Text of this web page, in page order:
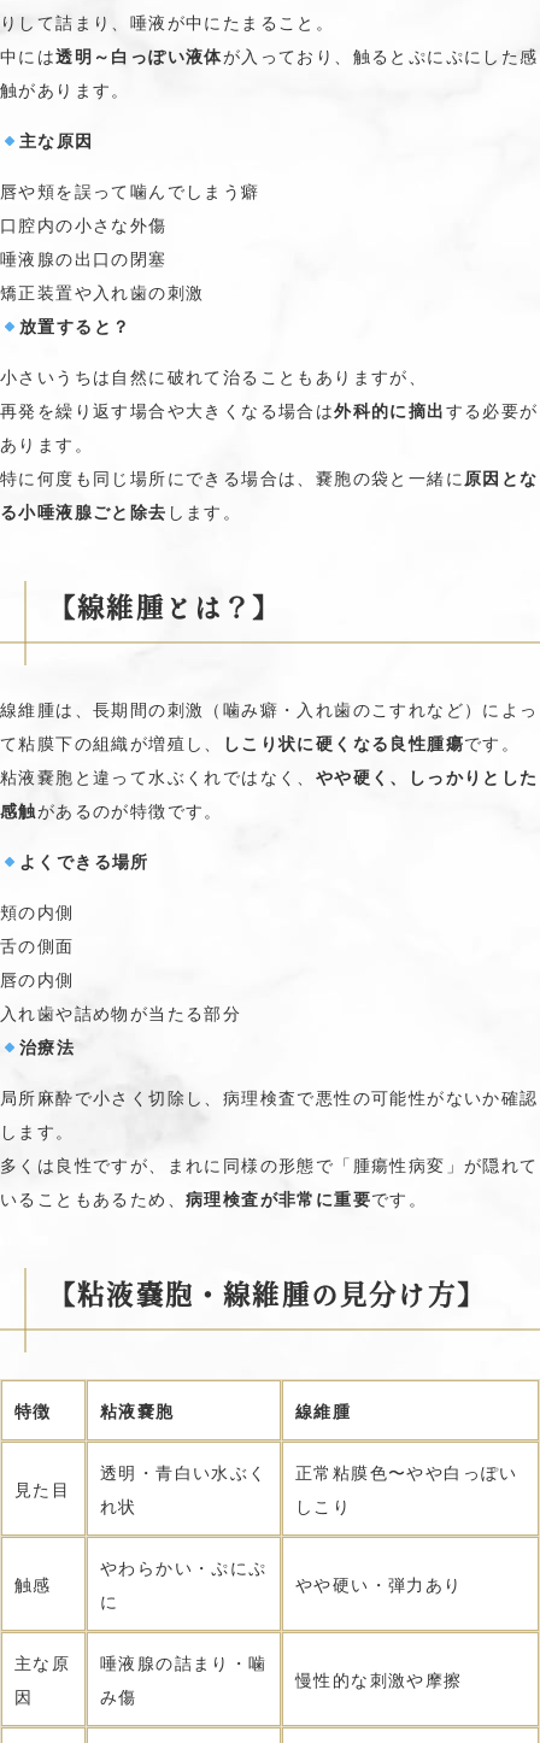
りして詰まり、唾液が中にたまること。
中には透明～白っぽい液体が入っており、触るとぷにぷにした感
触があります。
主な原因
唇や頬を誤って噛んでしまう癖
口腔内の小さな外傷
唾液腺の出口の閉塞
矯正装置や入れ歯の刺激
放置すると？
小さいうちは自然に破れて治ることもありますが、
再発を繰り返す場合や大きくなる場合は外科的に摘出する必要が
あります。
特に何度も同じ場所にできる場合は、嚢胞の袋と一緒に原因とな
る小唾液腺ごと除去 します。
【線維腫とは？】
線維腫は、長期間の刺激（噛み癖・入れ歯のこすれなど）によっ
て粘膜下の組織が増殖し、
しこり状に硬くなる良性腫瘍です。
粘液嚢胞と違って水ぶくれではなく、 やや硬く、しっかりとした
感触があるのが特徴です。
よくできる場所
頬の内側
舌の側面
唇の内側
入れ歯や詰め物が当たる部分
治療法
局所麻酔で小さく切除し、病理検査で悪性の可能性がないか確認
します。
多くは良性ですが、まれに同様の形態で「腫瘍性病変」が隠れて
いることもあるため、 病理検査が非常に重要です。
【粘液嚢胞・線維腫の見分け方】
特徴 粘液嚢胞 線維腫
見た目
透明・青白い水ぶく
れ状
正常粘膜色〜やや白っぽい
しこり
触感
やわらかい・ぷにぷ
に
やや硬い・弾力あり
主な原
因
唾液腺の詰まり・噛
み傷
慢性的な刺激や摩擦